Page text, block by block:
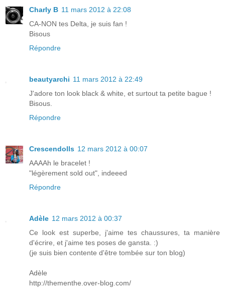
Charly B 11 mars 2012 à 22:08
CA-NON tes Delta, je suis fan !
Bisous
Répondre
beautyarchi 11 mars 2012 à 22:49
J'adore ton look black & white, et surtout ta petite bague !
Bisous.
Répondre
Crescendolls 12 mars 2012 à 00:07
AAAAh le bracelet !
"légèrement sold out", indeeed
Répondre
Adèle 12 mars 2012 à 00:37
Ce look est superbe, j'aime tes chaussures, ta manière
d'écrire, et j'aime tes poses de gansta. :)
(je suis bien contente d'être tombée sur ton blog)
Adèle
http://thementhe.over-blog.com/